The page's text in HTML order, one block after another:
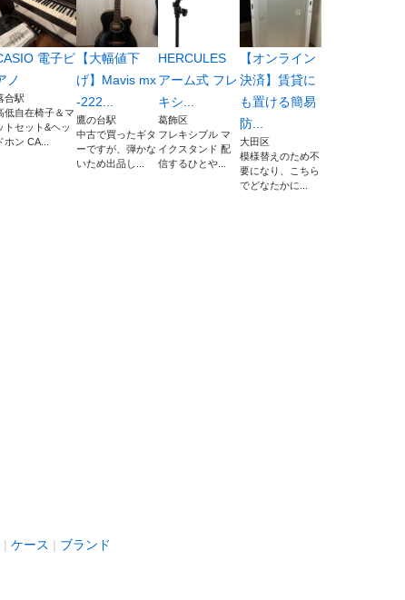
電子ピ
ノ
合駅
低自在椅子＆マ
トセット&ヘッ
ホン CA...
【大幅値下
げ】Mavis mx
-222...
鷹の台駅
中古で買ったギタ
ーですが、弾かな
いため出品し...
HERCULES
アーム式 フレ
キシ...
葛飾区
フレキシブル マ
イクスタンド 配
信するひとや...
【オンライン
決済】賃貸に
も置ける簡易
防...
大田区
模様替えのため不
要になり、こちら
でどなたかに...
ケース ブランド